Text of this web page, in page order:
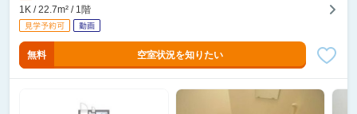
1K / 22.7m² / 1階
無料 空室状況を知りたい